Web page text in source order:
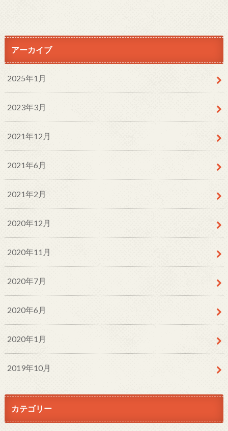
アーカイブ
2025年1月
2023年3月
2021年12月
2021年6月
2021年2月
2020年12月
2020年11月
2020年7月
2020年6月
2020年1月
2019年10月
カテゴリー